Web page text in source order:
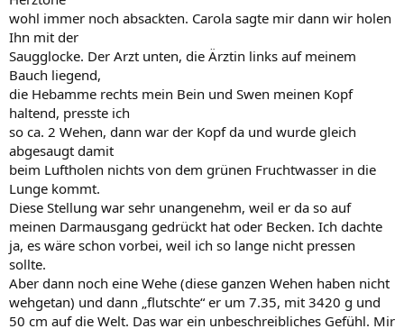
wohl immer noch absackten. Carola sagte mir dann wir holen
Ihn mit der
Saugglocke. Der Arzt unten, die Ärztin links auf meinem
Bauch liegend,
die Hebamme rechts mein Bein und Swen meinen Kopf
haltend, presste ich
so ca. 2 Wehen, dann war der Kopf da und wurde gleich
abgesaugt damit
beim Luftholen nichts von dem grünen Fruchtwasser in die
Lunge kommt.
Diese Stellung war sehr unangenehm, weil er da so auf
meinen Darmausgang gedrückt hat oder Becken. Ich dachte
ja, es wäre schon vorbei, weil ich so lange nicht pressen
sollte.
Aber dann noch eine Wehe (diese ganzen Wehen haben nicht
wehgetan) und dann „flutschte“ er um 7.35, mit 3420 g und
50 cm auf die Welt. Das war ein unbeschreibliches Gefühl. Mir